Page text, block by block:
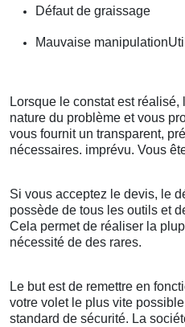
Défaut de graissage
Mauvaise
Lorsque le constat est
nature du problème et vous
vous fournit un transparent,
nécessaires. imprévu. Vous
Si vous acceptez le devis, le
possède de tous les outils et
Cela permet de réaliser la
nécessité de des rares.
Le but est de remettre en
votre volet le plus vite
standard de sécurité. La